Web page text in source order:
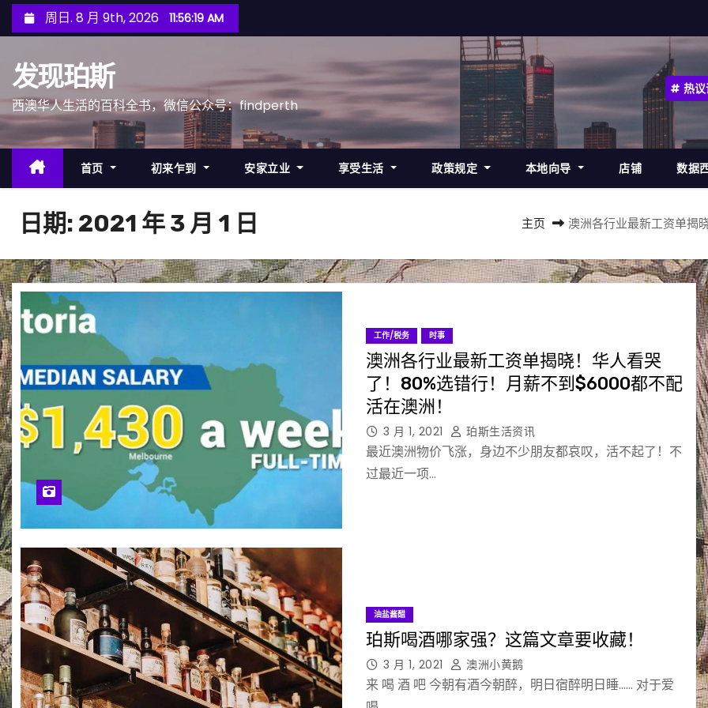
至
周日. 8 月 9th, 2026 11:56:21 AM
发现珀斯
西澳华人生活的百科全书，微信公众号：findperth
热
首页 初来乍到 安家立业 享受生活 政策规定 本地向导 店铺 数据
日期: 2021 年 3 月 1 日 主页 澳洲各行业最新工资单揭
工作/税务 时事
澳洲各行业最新工资单揭晓！华人看哭
了！80%选错行！月薪不到$6000都不配
活在澳洲！
3 月 1, 2021 珀斯生活资讯
最近澳洲物价飞涨，身边不少朋友都哀叹，活不起了！不
过最近一项…
油盐酱醋
珀斯喝酒哪家强？这篇文章要收藏！
3 月 1, 2021 澳洲小黄鹅
来 喝 酒 吧 今朝有酒今朝醉，明日宿醉明日睡…… 对于爱